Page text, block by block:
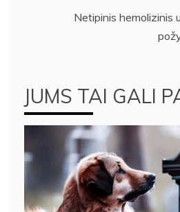
Netipinis hemolizinis
JUMS TAI GALI